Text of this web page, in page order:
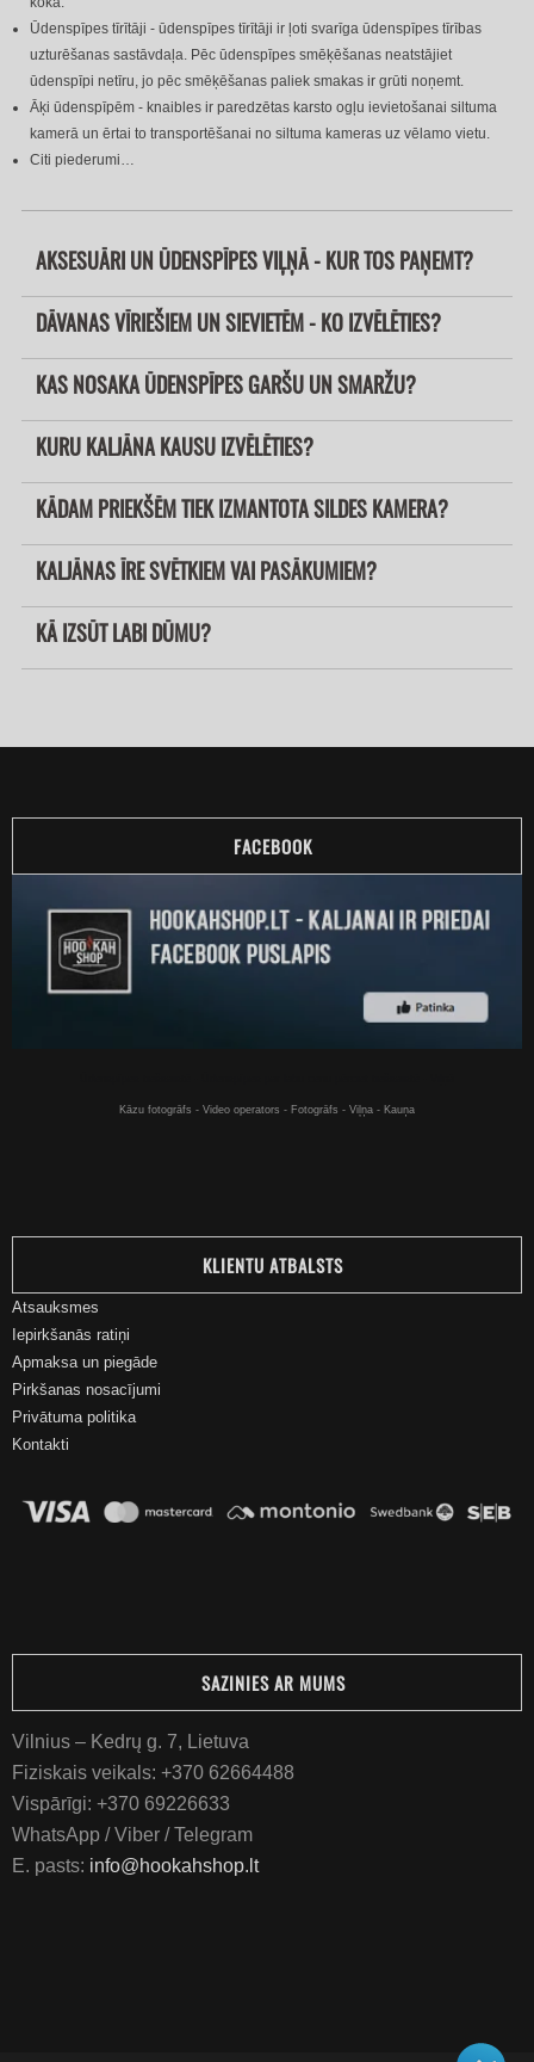
Ūdenspīpes tīrītāji - ūdenspīpes tīrītāji ir ļoti svarīga ūdenspīpes tīrības
uzturēšanas sastāvdaļa. Pēc ūdenspīpes smēķēšanas neatstājiet
ūdenspīpi netīru, jo pēc smēķēšanas paliek smakas ir grūti noņemt.
Āķi ūdenspīpēm - knaibles ir paredzētas karsto ogļu ievietošanai siltuma
kamerā un ērtai to transportēšanai no siltuma kameras uz vēlamo vietu.
Citi piederumi…
AKSESUĀRI UN ŪDENSPĪPES VIĻŅĀ - KUR TOS PAŅEMT?
DĀVANAS VĪRIEŠIEM UN SIEVIETĒM - KO IZVĒLĒTIES?
KAS NOSAKA ŪDENSPĪPES GARŠU UN SMARŽU?
KURU KALJĀNA KAUSU IZVĒLĒTIES?
KĀDAM PRIEKŠĒM TIEK IZMANTOTA SILDES KAMERA?
KALJĀNAS ĪRE SVĒTKIEM VAI PASĀKUMIEM?
KĀ IZSŪT LABI DŪMU?
FACEBOOK
Kāzu fotogrāfs - Video operators - Fotogrāfs - Viļņa - Kauņa
KLIENTU ATBALSTS
Atsauksmes
Iepirkšanās ratiņi
Apmaksa un piegāde
Pirkšanas nosacījumi
Privātuma politika
Kontakti
SAZINIES AR MUMS
Vilnius – Kedrų g. 7, Lietuva
Fiziskais veikals: +370 62664488
Vispārīgi: +370 69226633
WhatsApp / Viber / Telegram
E. pasts: info@hookahshop.lt